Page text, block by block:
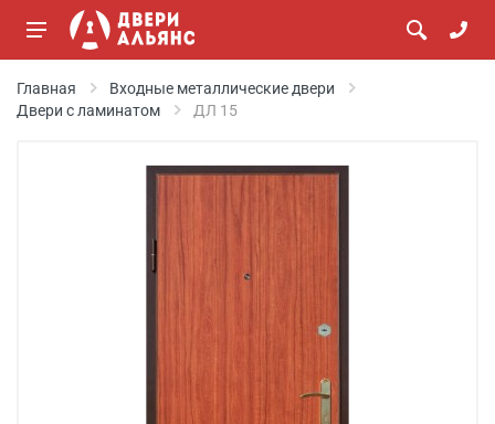
Главная
Входные металлические двери
Двери с ламинатом
ДЛ 15